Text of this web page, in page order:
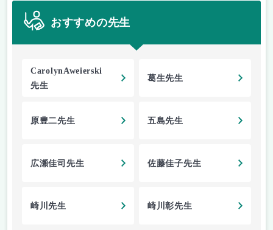
おすすめの先生
CarolynAweierski
先生
葛生先生
原豊二先生 五島先生
広瀬佳司先生 佐藤佳子先生
崎川先生 崎川彰先生